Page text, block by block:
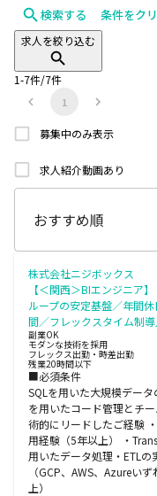
検索する 条件をク
求人を絞り込む
1-7件/7件
1
募集中のみ表示
求人紹介動画あり
株式会社ニジボックス
【＜関西＞BIエンジニア
ループの安定基盤／年間
間／フレックスタイム制導
副業OK
モダンな技術を採用
フレックス出勤・時差出勤
残業20時間以下
■必須条件
SQLを用いた大規模デー
を用いたコード管理とチ
術的にリードしたご経験
用経験（5年以上） ・
用いたデータ処理・ETL
（GCP、AWS、Azureい
上）